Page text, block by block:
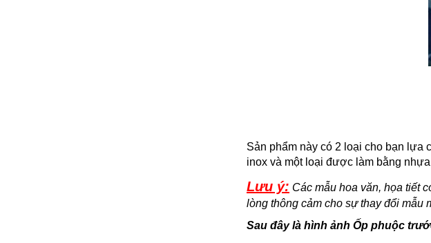
Sản phẩm này có 2 loại cho bạn lựa
inox và một loại được làm bằng nhựa
Lưu ý: Các mẫu hoa văn, họa tiết
lòng thông cảm cho sự thay đổi mẫu
Sau đây là hình ảnh Ốp phuộc